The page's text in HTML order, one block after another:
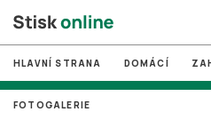
# MUNI
HLAVNÍ STRANA DOMÁCÍ
FOTOGALERIE